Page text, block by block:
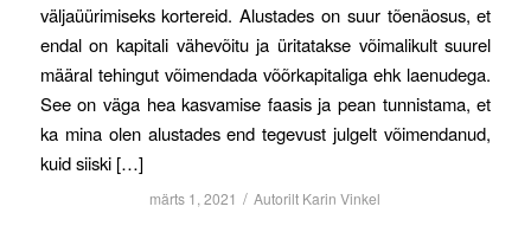
väljaüürimiseks kortereid. Alustades on suur tõenäosus, et
endal on kapitali vähevõitu ja üritatakse võimalikult suurel
määral tehingut võimendada võõrkapitaliga ehk laenudega.
See on väga hea kasvamise faasis ja pean tunnistama, et
ka mina olen alustades end tegevust julgelt võimendanud,
kuid siiski […]
märts 1, 2021 / Autorilt Karin Vinkel